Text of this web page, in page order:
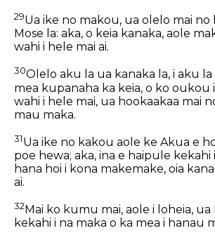
29Ua ike no makou, ua olelo mai no
Mose la: aka, o keia kanaka, aole
wahi i hele mai ai.
30Olelo aku la ua kanaka la, i aku la
mea kupanaha ka keia, o ko oukou
wahi i hele mai, ua hookaakaa mai
mau maka.
31Ua ike no kakou aole ke Akua e
poe hewa; aka, ina e haipule kekahi
hana hoi i kona makemake, oia
ai.
32 Mai ko kumu mai, aole i loheia, ua
kekahi i na maka o ka mea i hanau